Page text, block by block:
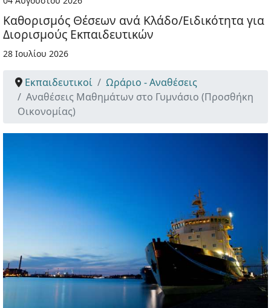
Καθορισμός Θέσεων ανά Κλάδο/Ειδικότητα για
Διορισμούς Εκπαιδευτικών
28 Ιουλίου 2026
Εκπαιδευτικοί
Ωράριο - Αναθέσεις
Αναθέσεις Μαθημάτων στο Γυμνάσιο (Προσθήκη
Οικονομίας)